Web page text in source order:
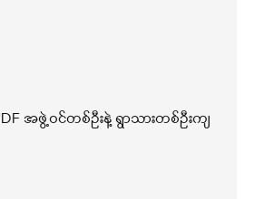
အဖွဲ့ဝင်တစ်ဦးနဲ့ ရွာသားတစ်ဦးကျ